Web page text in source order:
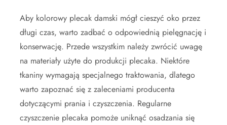
Aby kolorowy plecak damski mógł cieszyć oko przez
długi czas, warto zadbać o odpowiednią pielęgnację i
konserwację. Przede wszystkim należy zwrócić uwagę
na materiały użyte do produkcji plecaka. Niektóre
tkaniny wymagają specjalnego traktowania, dlatego
warto zapoznać się z zaleceniami producenta
dotyczącymi prania i czyszczenia. Regularne
czyszczenie plecaka pomoże uniknąć osadzania się